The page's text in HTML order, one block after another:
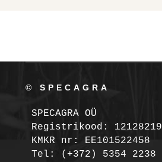
© SPECAGRA
SPECAGRA OÜ
Registrikood: 12128219
KMKR nr: EE101522458
Tel: (+372) 5354 2238